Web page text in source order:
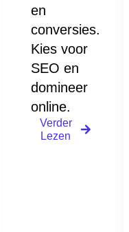
en
conversies.
Kies voor
SEO en
domineer
online.
Verder
Lezen